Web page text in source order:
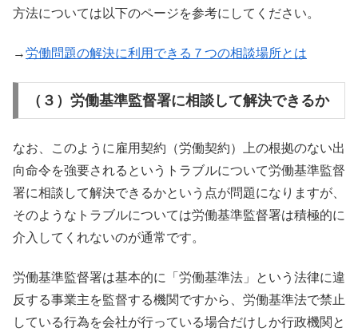
方法については以下のページを参考にしてください。
→労働問題の解決に利用できる７つの相談場所とは
（３）労働基準監督署に相談して解決できるか
なお、このように雇用契約（労働契約）上の根拠のない出
向命令を強要されるというトラブルについて労働基準監督
署に相談して解決できるかという点が問題になりますが、
そのようなトラブルについては労働基準監督署は積極的に
介入してくれないのが通常です。
労働基準監督署は基本的に「労働基準法」という法律に違
反する事業主を監督する機関ですから、労働基準法で禁止
している行為を会社が行っている場合だけしか行政機関と